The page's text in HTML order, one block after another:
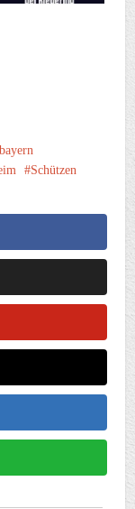
Schützen